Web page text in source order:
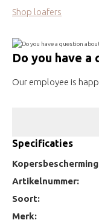
Shop loafers
Do you have
Our employee is
Specificaties
Artikelnummer:
Soort:
Merk: